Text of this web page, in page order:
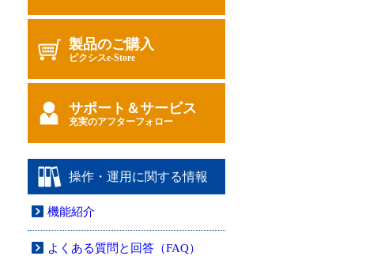
製品のご購入
ピクシスe-Store
サポート＆サービス
充実のアフターフォロー
操作・運用に関する情報
機能紹介
よくある質問と回答（FAQ）